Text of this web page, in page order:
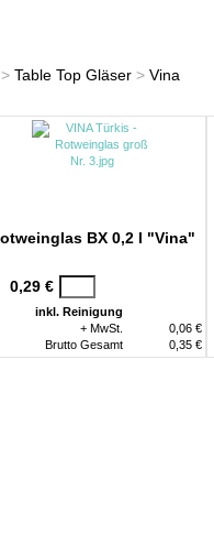
> Table Top Gläser > Vina
BX 0,2 l "Vina"
0,29 €
inkl. Reinigung
+ MwSt.
0,06 €
Brutto Gesamt
0,35 €